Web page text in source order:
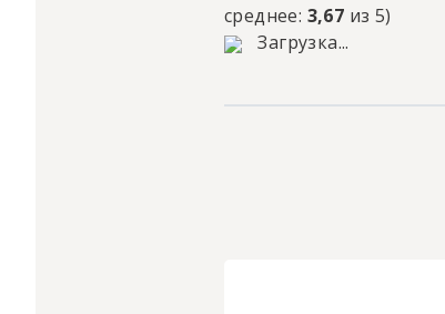
среднее: 3,67 из 5)
Загрузка...